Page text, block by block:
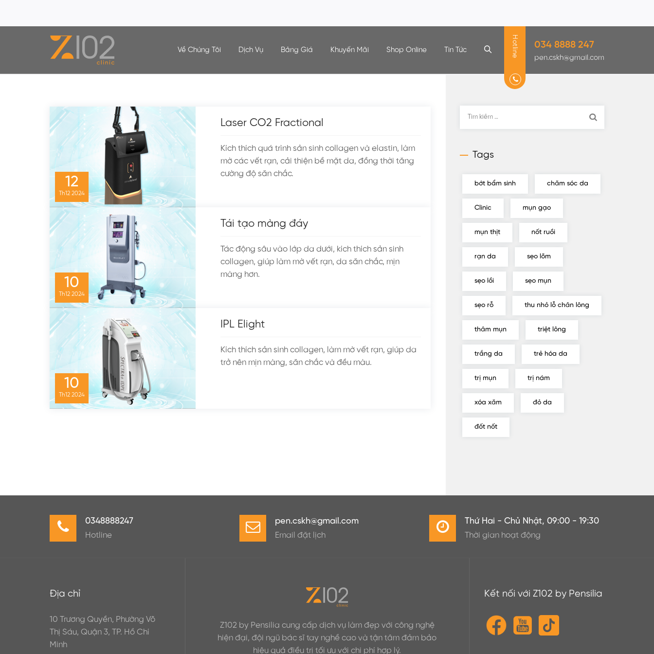
Hotline 034 8888 247
pen.cskh@gmail.com
Về Chúng Tôi Dịch Vụ Bảng Giá Khuyến Mãi Shop Online
Tin Tức
Chuyên Mục:Rạn Da
12
Th12 2024
Laser CO2 Fractional
Kích thích quá trình sản sinh collagen và elastin, làm
mờ các vết rạn, cải thiện bề mặt da, đồng thời tăng
cường độ săn chắc.
10
Th12 2024
Tái tạo màng đáy
Tác động sâu vào lớp da dưới, kích thích sản sinh
collagen, giúp làm mờ vết rạn, da săn chắc, mịn
màng hơn.
10
Th12 2024
IPL Elight
Kích thích sản sinh collagen, làm mờ vết rạn, giúp da
trở nên mịn màng, săn chắc và đều màu.
Tags
bớt bẩm sinh chăm sóc da
Clinic mụn gạo
mụn thịt nốt ruồi
rạn da sẹo lõm
sẹo lồi sẹo mụn
sẹo rỗ thu nhỏ lỗ chân lông
thâm mụn triệt lông
trắng da trẻ hóa da
trị mụn trị nám
xóa xăm đỏ da
đốt nốt
0348888247
Hotline
pen.cskh@gmail.com
Email đặt lịch
Thứ Hai - Chủ Nhật, 09:00 - 19:30
Thời gian hoạt động
Địa chỉ
10 Trương Quyền, Phường Võ
Thị Sáu, Quận 3, TP. Hồ Chí
Minh
Z102 by Pensilia cung cấp dịch vụ làm đẹp với công nghệ
hiện đại, đội ngũ bác sĩ tay nghề cao và tận tâm đảm bảo
hiệu quả điều trị tối ưu với chi phí hợp lý.
Kết nối với Z102 by Pensilia